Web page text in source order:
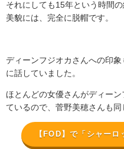
それにしても 15年という時間
美貌には、完全に脱帽です。
ディーンフジオカさんへの印
に話していました。
ほとんどの女優さんがディー
ているので、菅野美穂さんも同
【FOD】で「シャー